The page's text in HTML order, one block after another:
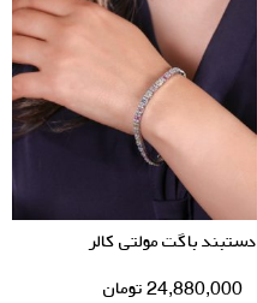
دستبند باگت مولتی کالر
24,880,000تومان